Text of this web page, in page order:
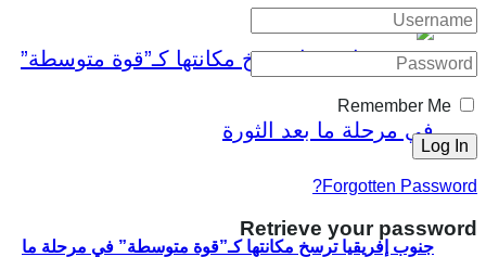
جنوب إفريقيا ترسخ مكانتها كـ”قوة متوسطة” في مرحلة ما
Remember Me
Forgotten Password?
Retrieve your password